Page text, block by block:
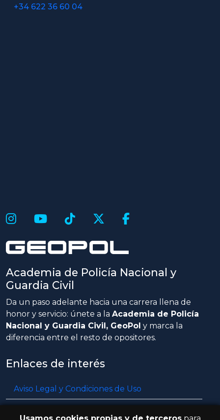
+34 622 36 60 04
Academia de Policía Nacional y
Guardia Civil
Da un paso adelante hacia una carrera llena de
honor y servicio: únete a la Academia de Policía
Nacional y Guardia Civil, GeoPol y marca la
diferencia entre el resto de opositores.
Enlaces de interés
Aviso Legal y Condiciones de Uso